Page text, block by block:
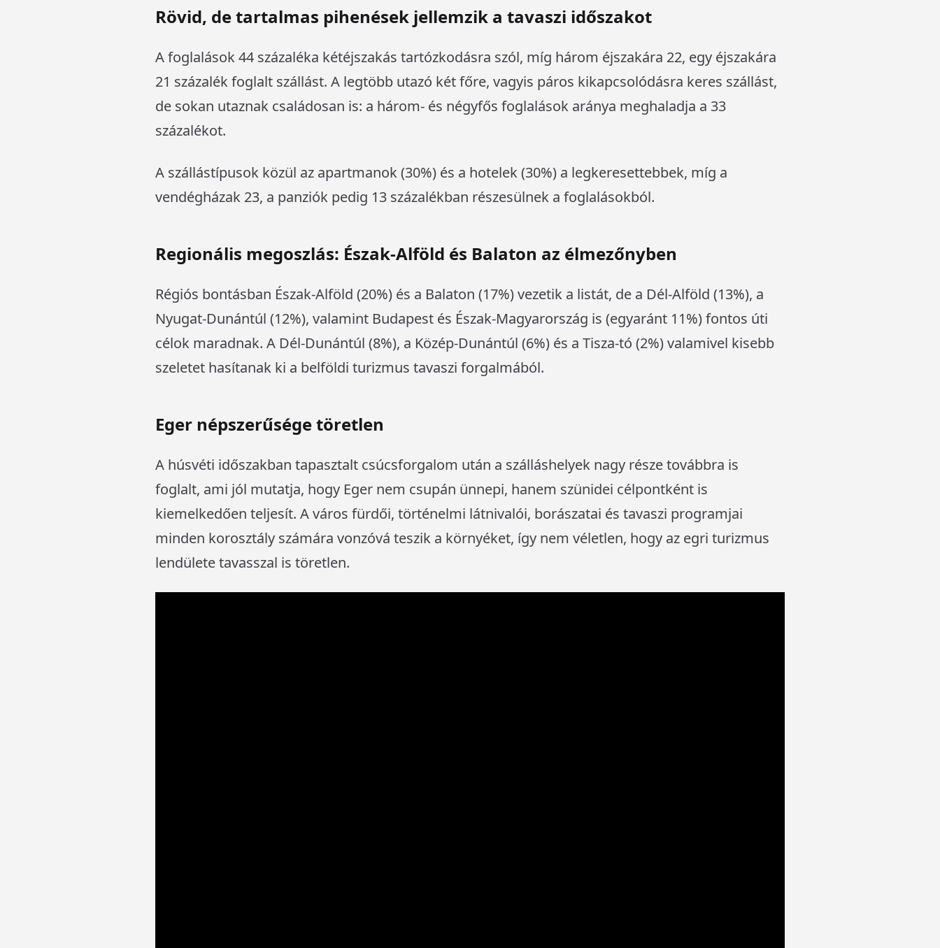
Rövid, de tartalmas pihenések jellemzik a tavaszi időszakot
A foglalások 44 százaléka kétéjszakás tartózkodásra szól, míg három éjszakára 22, egy éjszakára
21 százalék foglalt szállást. A legtöbb utazó két főre, vagyis páros kikapcsolódásra keres szállást,
de sokan utaznak családosan is: a három- és négyfős foglalások aránya meghaladja a 33
százalékot.
A szállástípusok közül az apartmanok (30%) és a hotelek (30%) a legkeresettebbek, míg a
vendégházak 23, a panziók pedig 13 százalékban részesülnek a foglalásokból.
Regionális megoszlás: Észak-Alföld és Balaton az élmezőnyben
Régiós bontásban Észak-Alföld (20%) és a Balaton (17%) vezetik a listát, de a Dél-Alföld (13%), a
Nyugat-Dunántúl (12%), valamint Budapest és Észak-Magyarország is (egyaránt 11%) fontos úti
célok maradnak. A Dél-Dunántúl (8%), a Közép-Dunántúl (6%) és a Tisza-tó (2%) valamivel kisebb
szeletet hasítanak ki a belföldi turizmus tavaszi forgalmából.
Eger népszerűsége töretlen
A húsvéti időszakban tapasztalt csúcsforgalom után a szálláshelyek nagy része továbbra is
foglalt, ami jól mutatja, hogy Eger nem csupán ünnepi, hanem szünidei célpontként is
kiemelkedően teljesít. A város fürdői, történelmi látnivalói, borászatai és tavaszi programjai
minden korosztály számára vonzóvá teszik a környéket, így nem véletlen, hogy az egri turizmus
lendülete tavasszal is töretlen.